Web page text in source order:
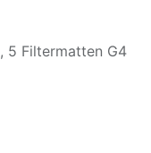
5 Filtermatten G4